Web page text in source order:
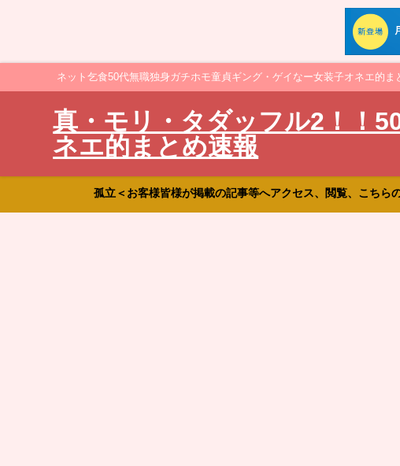
ネット乞食50代無職独身ガチホモ童貞ギング・ゲイなー女装子オネエ的
真・モリ・タダッフル2！！
ネエ的まとめ速報
孤立＜お客様皆様が掲載の記事等へアクセス、閲覧、こちら